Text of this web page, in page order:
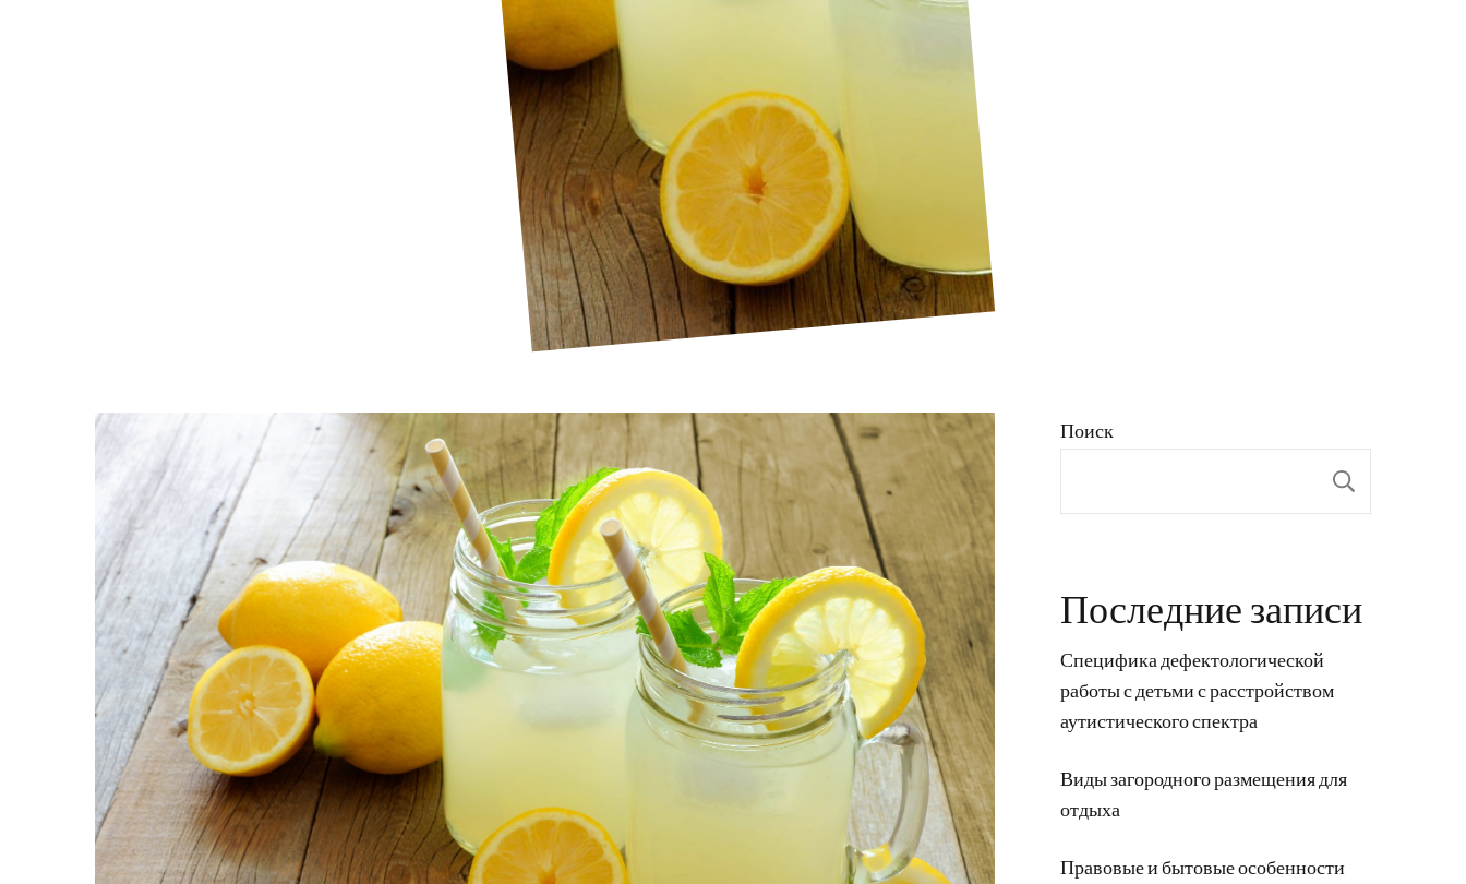
Поиск
Последние записи
Специфика дефектологической
работы с детьми с расстройством
аутистического спектра
Виды загородного размещения для
отдыха
Правовые и бытовые особенности